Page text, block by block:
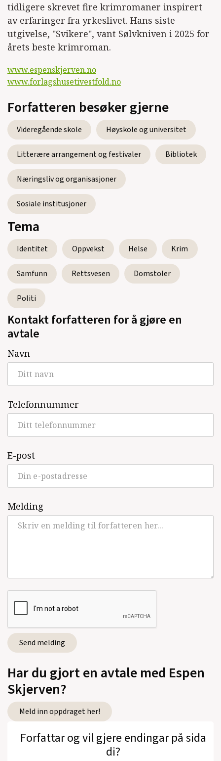
tidligere skrevet fire krimromaner inspirert
av erfaringer fra yrkeslivet. Hans siste
utgivelse, "Svikere", vant Sølvkniven i 2025 for
årets beste krimroman.
www.espenskjerven.no
www.forlagshusetivestfold.no
Forfatteren besøker gjerne
Videregående skole Høyskole og universitet
Litterære arrangement og festivaler Bibliotek
Næringsliv og organisasjoner
Sosiale institusjoner
Tema
Identitet Oppvekst Helse Krim
Samfunn Rettsvesen Domstoler
Politi
Kontakt forfatteren for å gjøre en
avtale
Navn
Telefonnummer
E-post
Melding
Har du gjort en avtale med Espen
Skjerven?
Meld inn oppdraget her!
Forfattar og vil gjere endingar på sida
di?